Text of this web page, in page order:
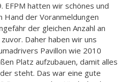
EFPM hatten wir schönes und
Hand der Voranmeldungen
der gleichen Anzahl an
Daher haben wir uns
Pavillon wie 2010
Platz aufzubauen, damit alles
steht. Das war eine gute